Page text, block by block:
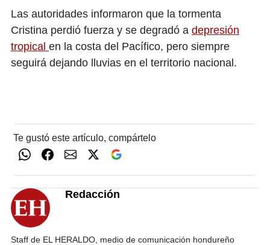
Las autoridades informaron que la tormenta
Cristina perdió fuerza y se degradó a depresión
tropical en la costa del Pacífico, pero siempre
seguirá dejando lluvias en el territorio nacional.
Te gustó este artículo, compártelo
Redacción
Staff de EL HERALDO, medio de comunicación hondureño